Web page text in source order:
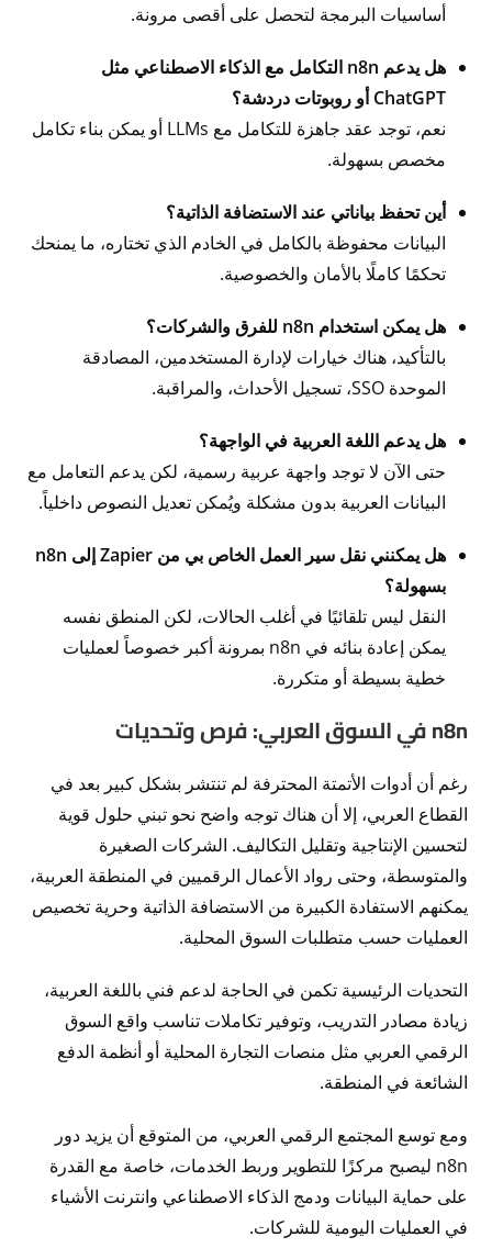
أساسيات البرمجة لتحصل على أقصى مرونة.
هل يدعم n8n التكامل مع الذكاء الاصطناعي مثل
ChatGPT أو روبوتات دردشة؟
نعم، توجد عقد جاهزة للتكامل مع LLMs أو يمكن بناء تكامل
مخصص بسهولة.
أين تحفظ بياناتي عند الاستضافة الذاتية؟
البيانات محفوظة بالكامل في الخادم الذي تختاره، ما يمنحك
تحكمًا كاملًا بالأمان والخصوصية.
هل يمكن استخدام n8n للفرق والشركات؟
بالتأكيد، هناك خيارات لإدارة المستخدمين، المصادقة
الموحدة SSO، تسجيل الأحداث، والمراقبة.
هل يدعم اللغة العربية في الواجهة؟
حتى الآن لا توجد واجهة عربية رسمية، لكن يدعم التعامل مع
البيانات العربية بدون مشكلة ويُمكن تعديل النصوص داخلياً.
هل يمكنني نقل سير العمل الخاص بي من Zapier إلى n8n
بسهولة؟
النقل ليس تلقائيًا في أغلب الحالات، لكن المنطق نفسه
يمكن إعادة بنائه في n8n بمرونة أكبر خصوصاً لعمليات
خطية بسيطة أو متكررة.
n8n في السوق العربي: فرص وتحديات
رغم أن أدوات الأتمتة المحترفة لم تنتشر بشكل كبير بعد في
القطاع العربي، إلا أن هناك توجه واضح نحو تبني حلول قوية
لتحسين الإنتاجية وتقليل التكاليف. الشركات الصغيرة
والمتوسطة، وحتى رواد الأعمال الرقميين في المنطقة العربية،
يمكنهم الاستفادة الكبيرة من الاستضافة الذاتية وحرية تخصيص
العمليات حسب متطلبات السوق المحلية.
التحديات الرئيسية تكمن في الحاجة لدعم فني باللغة العربية،
زيادة مصادر التدريب، وتوفير تكاملات تناسب واقع السوق
الرقمي العربي مثل منصات التجارة المحلية أو أنظمة الدفع
الشائعة في المنطقة.
ومع توسع المجتمع الرقمي العربي، من المتوقع أن يزيد دور
n8n ليصبح مركزًا للتطوير وربط الخدمات، خاصة مع القدرة
على حماية البيانات ودمج الذكاء الاصطناعي وانترنت الأشياء
في العمليات اليومية للشركات.